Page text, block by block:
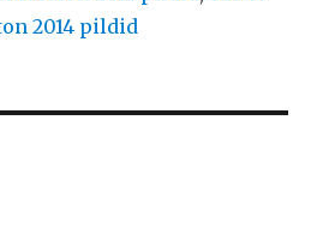
2014 pildid